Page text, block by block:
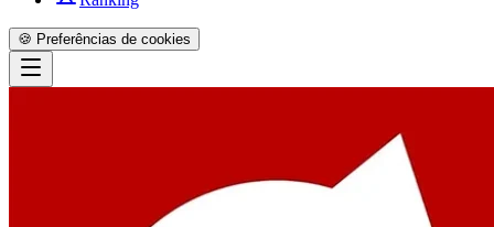
🍪 Preferências de cookies